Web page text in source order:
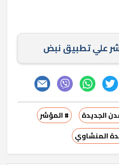
علي تطبيق نبض
الجديدة
# المؤشر
المنشاوي